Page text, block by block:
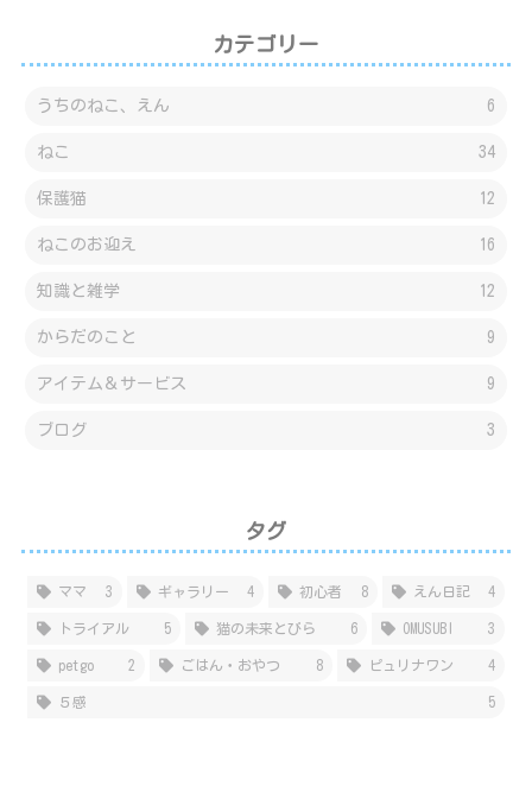
カテゴリー
うちのねこ、えん 6
ねこ 34
保護猫 12
ねこのお迎え 16
知識と雑学 12
からだのこと 9
アイテム＆サービス 9
ブログ 3
タグ
ママ 3 ギャラリー 4 初心者 8 えん日記 4
トライアル 5 猫の未来とびら 6 OMUSUBI 3
petgo 2 ごはん・おやつ 8 ピュリナワン 4
５感 5